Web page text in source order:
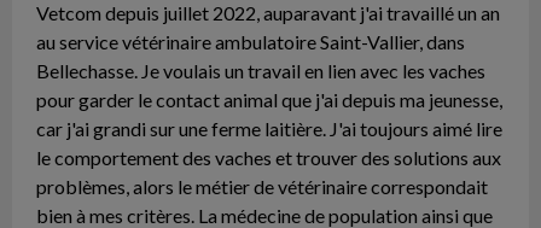
Vetcom depuis juillet 2022, auparavant j'ai travaillé un an
au service vétérinaire ambulatoire Saint-Vallier, dans
Bellechasse. Je voulais un travail en lien avec les vaches
pour garder le contact animal que j'ai depuis ma jeunesse,
car j'ai grandi sur une ferme laitière. J'ai toujours aimé lire
le comportement des vaches et trouver des solutions aux
problèmes, alors le métier de vétérinaire correspondait
bien à mes critères. La médecine de population ainsi que